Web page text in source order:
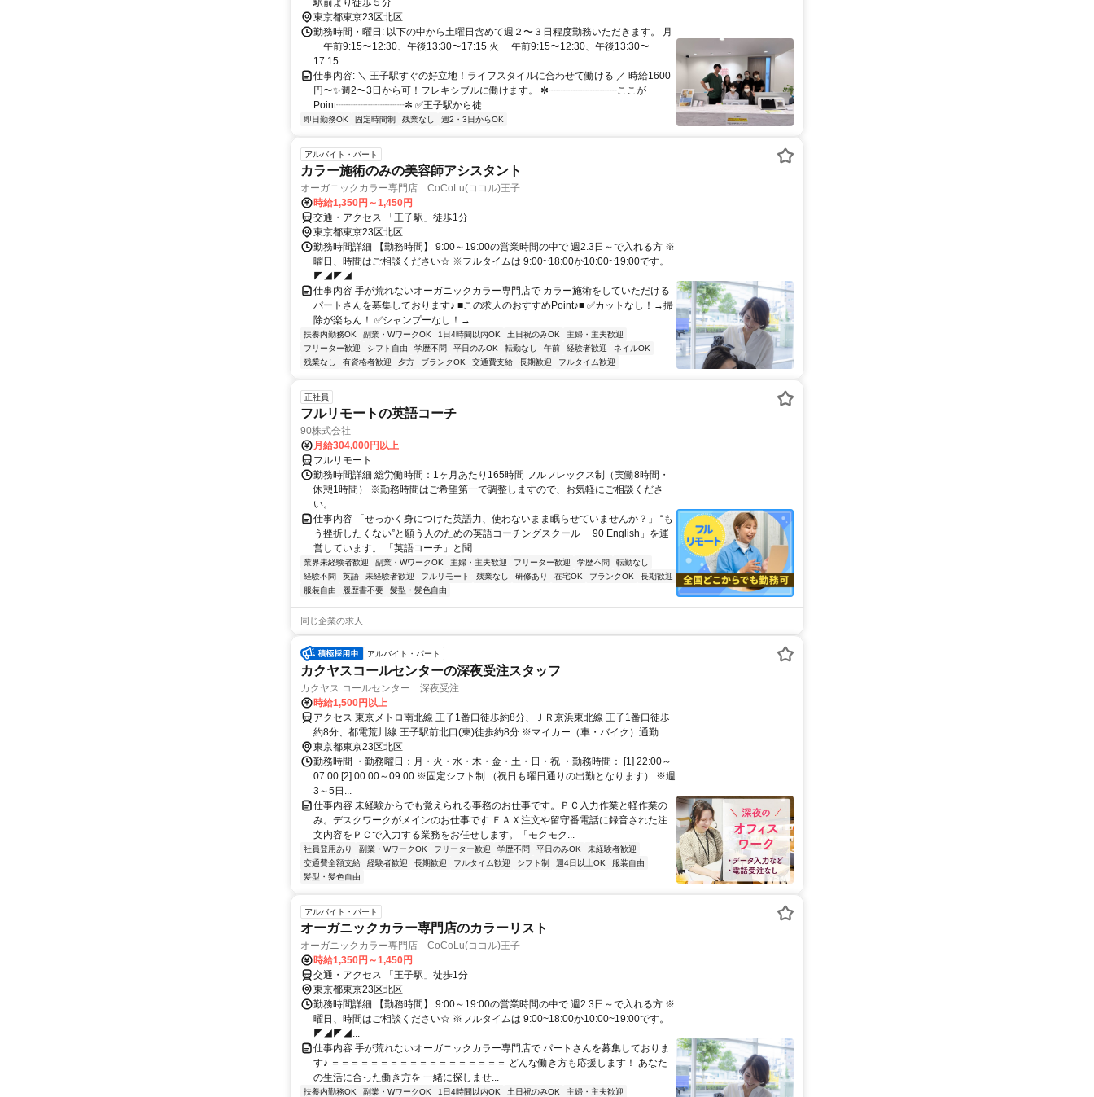
駅前より徒歩５分
東京都東京23区北区
勤務時間・曜日: 以下の中から土曜日含めて週２〜３日程度勤務いただきます。 月
午前9:15〜12:30、午後13:30〜17:15 火 午前9:15〜12:30、午後13:30〜
17:15...
仕事内容: ＼ 王子駅すぐの好立地！ライフスタイルに合わせて働ける ／ 時給1600
円〜✨週2〜3日から可！フレキシブルに働けます。 ✼┈┈┈┈┈┈┈ここが
Point┈┈┈┈┈┈┈✼ ✅王子駅から徒...
即日勤務OK 固定時間制 残業なし 週2・3日からOK
アルバイト・パート
カラー施術のみの美容師アシスタント
オーガニックカラー専門店 CoCoLu(ココル)王子
時給1,350円～1,450円
交通・アクセス 「王子駅」徒歩1分
東京都東京23区北区
勤務時間詳細 【勤務時間】 9:00～19:00の営業時間の中で 週2.3日～で入れる方 ※
曜日、時間はご相談ください☆ ※フルタイムは 9:00~18:00か10:00~19:00です。
◤◢◤◢...
仕事内容 手が荒れないオーガニックカラー専門店で カラー施術をしていただける
パートさんを募集しております♪ ■この求人のおすすめPoint♪■ ✅カットなし！→掃
除が楽ちん！ ✅シャンプーなし！→...
扶養内勤務OK 副業・WワークOK 1日4時間以内OK 土日祝のみOK
主婦・主夫歓迎
フリーター歓迎
シフト自由 学歴不問 平日のみOK 転勤なし 午前 経験者歓迎
ネイルOK
残業なし
有資格者歓迎 夕方 ブランクOK 交通費支給 長期歓迎 フルタイム歓迎
正社員
フルリモートの英語コーチ
90株式会社
月給304,000円以上
フルリモート
勤務時間詳細 総労働時間：1ヶ月あたり165時間 フルフレックス制（実働8時間・
休憩1時間） ※勤務時間はご希望第一で調整しますので、お気軽にご相談くださ
い。
仕事内容 「せっかく身につけた英語力、使わないまま眠らせていませんか？」 “も
う挫折したくない”と願う人のための英語コーチングスクール 「90 English」を運
営しています。 「英語コーチ」と聞...
業界未経験者歓迎 副業・WワークOK 主婦・主夫歓迎 フリーター歓迎 学歴不問
転勤なし
経験不問
英語 未経験者歓迎 フルリモート 残業なし 研修あり 在宅OK ブランクOK
長期歓迎
服装自由
履歴書不要 髪型・髪色自由
同じ企業の求人
アルバイト・パート
カクヤスコールセンターの深夜受注スタッフ
カクヤス コールセンター 深夜受注
時給1,500円以上
アクセス 東京メトロ南北線 王子1番口徒歩約8分、ＪＲ京浜東北線 王子1番口徒歩
約8分、都電荒川線 王子駅前北口(東)徒歩約8分 ※マイカー（車・バイク）通勤不
可
東京都東京23区北区
勤務時間 ・勤務曜日：月・火・水・木・金・土・日・祝 ・勤務時間： [1] 22:00～
07:00 [2] 00:00～09:00 ※固定シフト制 （祝日も曜日通りの出勤となります） ※週
3～5日...
仕事内容 未経験からでも覚えられる事務のお仕事です。ＰＣ入力作業と軽作業の
み。デスクワークがメインのお仕事です ＦＡＸ注文や留守番電話に録音された注
文内容をＰＣで入力する業務をお任せします。「モクモク...
社員登用あり 副業・WワークOK フリーター歓迎 学歴不問 平日のみOK
未経験者歓迎
交通費全額支給
経験者歓迎 長期歓迎 フルタイム歓迎 シフト制 週4日以上OK
服装自由
髪型・髪色自由
アルバイト・パート
オーガニックカラー専門店のカラーリスト
オーガニックカラー専門店 CoCoLu(ココル)王子
時給1,350円～1,450円
交通・アクセス 「王子駅」徒歩1分
東京都東京23区北区
勤務時間詳細 【勤務時間】 9:00～19:00の営業時間の中で 週2.3日～で入れる方 ※
曜日、時間はご相談ください☆ ※フルタイムは 9:00~18:00か10:00~19:00です。
◤◢◤◢...
仕事内容 手が荒れないオーガニックカラー専門店で パートさんを募集しておりま
す♪ ＝＝＝＝＝＝＝＝＝＝＝＝＝＝＝＝＝＝ どんな働き方も応援します！ あなた
の生活に合った働き方を 一緒に探しませ...
扶養内勤務OK 副業・WワークOK 1日4時間以内OK 土日祝のみOK
主婦・主夫歓迎